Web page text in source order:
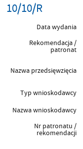
10/10/R
Data wydania
Rekomendacja /
patronat
Nazwa przedsięwzięcia
Typ wnioskodawcy
Nazwa wnioskodawcy
Nr patronatu /
rekomendacji